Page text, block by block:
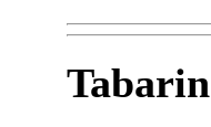
Tabarin